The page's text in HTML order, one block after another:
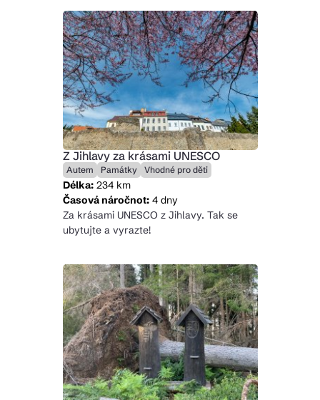
Z Jihlavy za krásami UNESCO
Autem Památky Vhodné pro děti
Délka:234 km
Časová náročnot:4 dny
Za krásami UNESCO z Jihlavy. Tak se
ubytujte a vyrazte!